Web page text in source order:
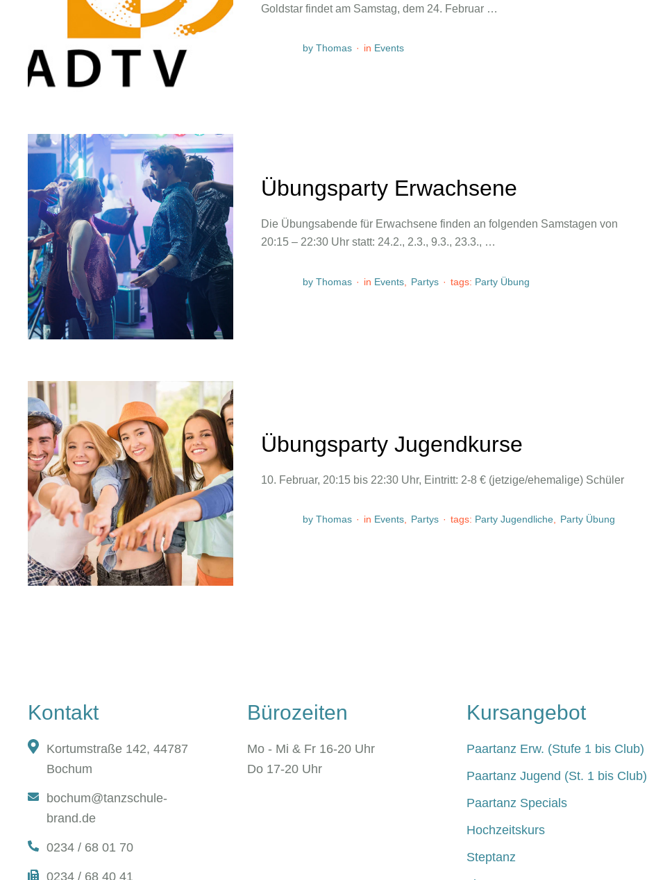
Goldstar findet am Samstag, dem 24. Februar …
by Thomas · in Events
Übungsparty Erwachsene
Die Übungsabende für Erwachsene finden an folgenden Samstagen von
20:15 – 22:30 Uhr statt: 24.2., 2.3., 9.3., 23.3., …
by Thomas · in Events, Partys · tags: Party Übung
Übungsparty Jugendkurse
10. Februar, 20:15 bis 22:30 Uhr, Eintritt: 2-8 € (jetzige/ehemalige) Schüler
by Thomas · in Events, Partys · tags: Party Jugendliche, Party Übung
Kontakt
Kortumstraße 142, 44787
Bochum
bochum@tanzschule-
brand.de
0234 / 68 01 70
0234 / 68 40 41
Bürozeiten
Mo - Mi & Fr 16-20 Uhr
Do 17-20 Uhr
Kursangebot
Paartanz Erw. (Stufe 1 bis Club)
Paartanz Jugend (St. 1 bis Club)
Paartanz Specials
Hochzeitskurs
Steptanz